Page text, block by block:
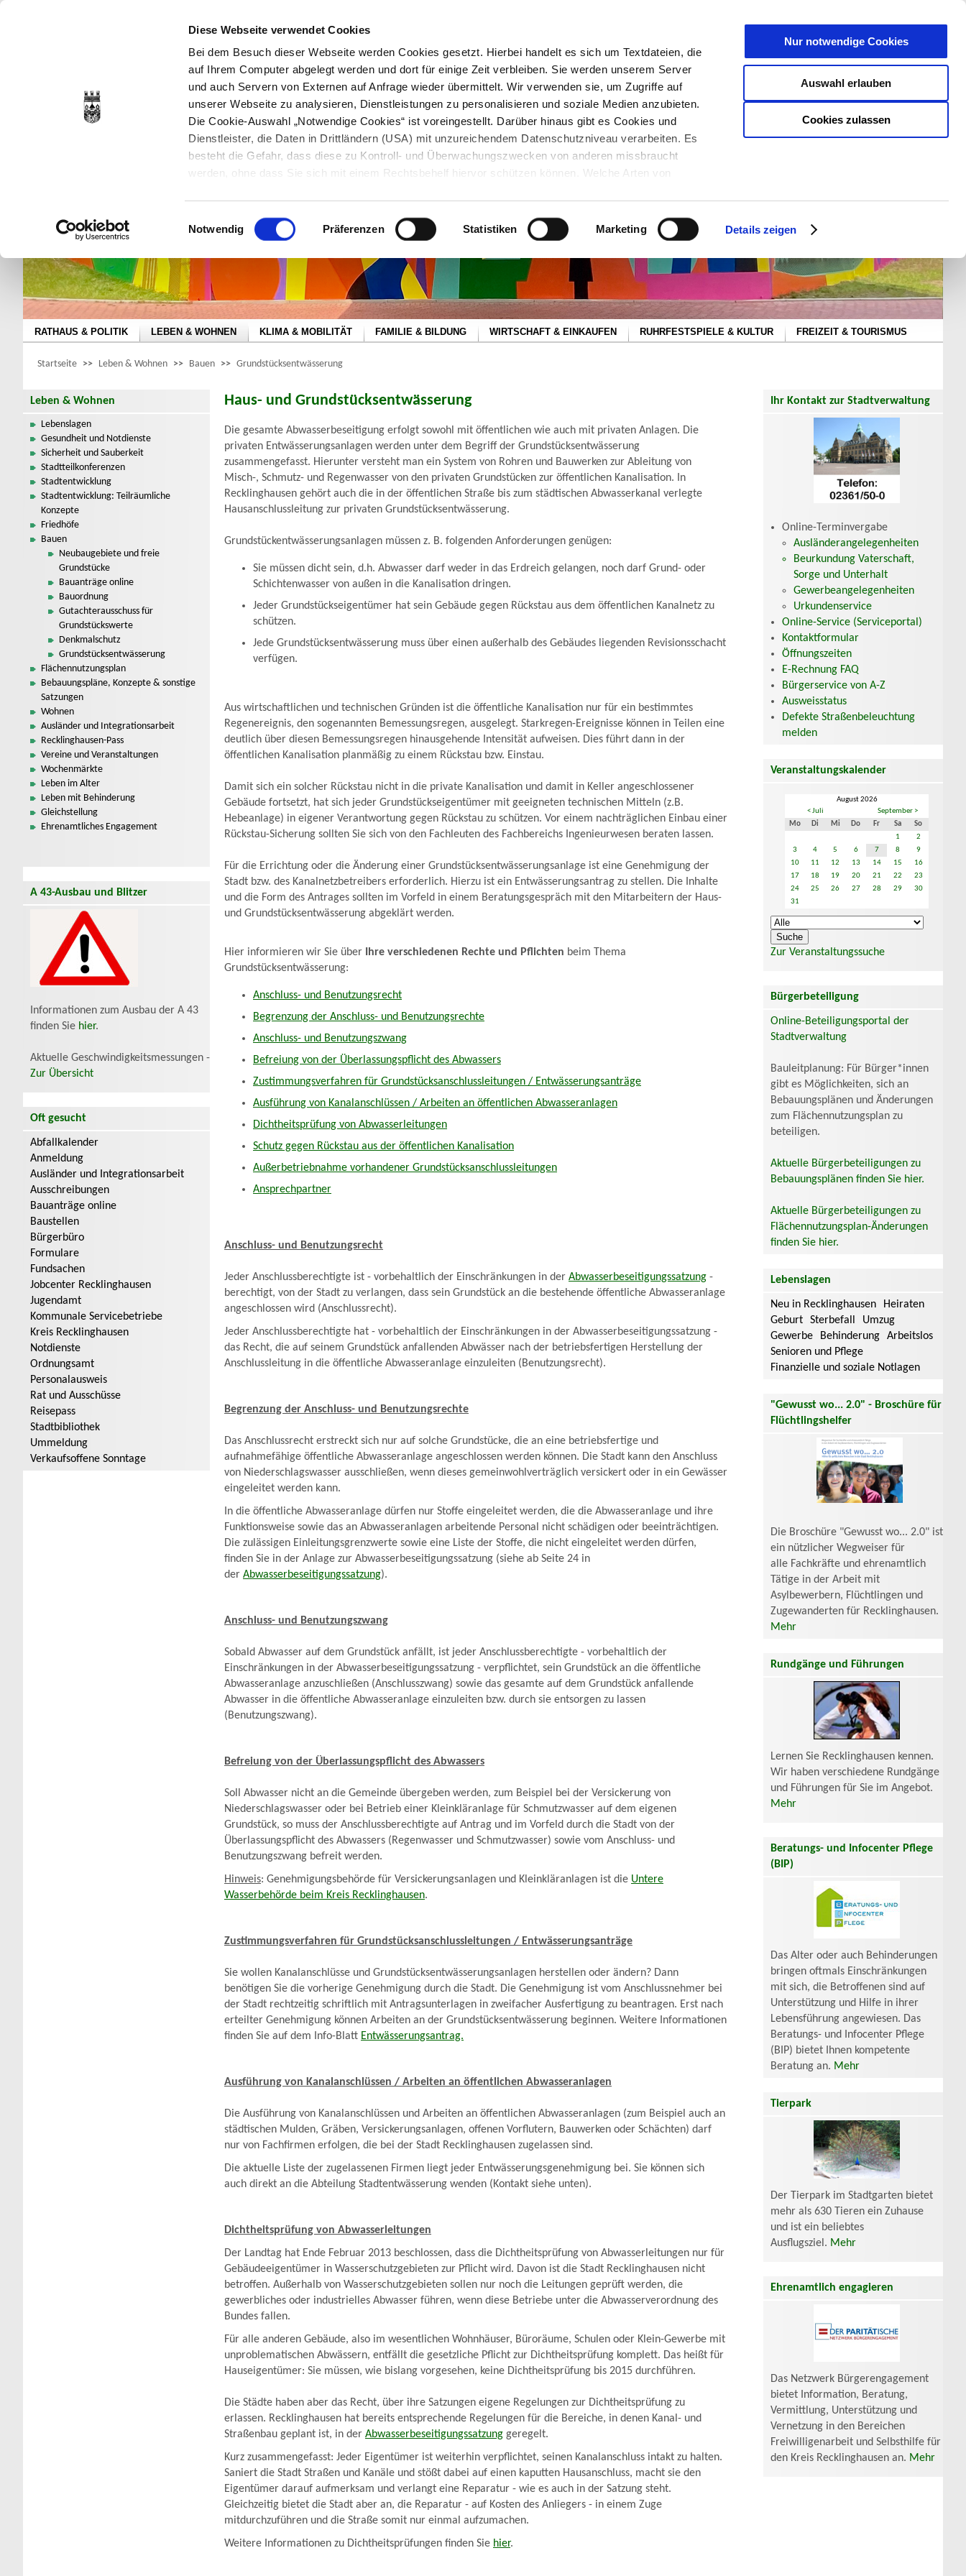
Diese Webseite verwendet Cookies
Bei dem Besuch dieser Webseite werden Cookies gesetzt. Hierbei handelt es sich um Textdateien, die
auf Ihrem Computer abgelegt werden und dort für einige Zeit verbleiben. Sie werden unserem Server
und auch Servern von Externen auf Anfrage wieder übermittelt. Wir verwenden sie, um Zugriffe auf
unserer Webseite zu analysieren, Dienstleistungen zu personalisieren und soziale Medien anzubieten.
Die Cookie-Auswahl „Notwendige Cookies“ ist voreingestellt. Darüber hinaus gibt es Cookies und
Dienstleister, die Daten in Drittländern (USA) mit unzureichendem Datenschutzniveau verarbeiten. Es
besteht die Gefahr, dass diese zu Kontroll- und Überwachungszwecken von anderen missbraucht
werden, ohne dass Sie sich mit einem Rechtsbehelf hiervor schützen können. Welche Arten von
Datenschutzerklärung
entnehmen. Die von Ihnen getroffene Auswahl der gewünschten Cookies kann
jederzeit mit Wirkung für die Zukunft angepasst oder
werden.
Einwilligungsauswahl
Notwendig Präferenzen Statistiken Marketing Details zeigen
Cookies zulassen
Auswahl erlauben
Nur notwendige Cookies
STARTSEITE
SCHRIFTGRÖßE:
RATHAUS & POLITIK LEBEN & WOHNEN KLIMA & MOBILITÄT FAMILIE & BILDUNG WIRTSCHAFT & EINKAUFEN RUHRFESTSPIELE & KULTUR FREIZEIT & TOURISMUS
Startseite >> Leben & Wohnen >> Bauen >> Grundstücksentwässerung
Leben & Wohnen
Lebenslagen
Gesundheit und Notdienste
Sicherheit und Sauberkeit
Stadtteilkonferenzen
Stadtentwicklung
Stadtentwicklung: Teilräumliche
Konzepte
Friedhöfe
Bauen
Neubaugebiete und freie
Grundstücke
Bauanträge online
Bauordnung
Gutachterausschuss für
Grundstückswerte
Denkmalschutz
Grundstücksentwässerung
Flächennutzungsplan
Bebauungspläne, Konzepte & sonstige
Satzungen
Wohnen
Ausländer und Integrationsarbeit
Recklinghausen-Pass
Vereine und Veranstaltungen
Wochenmärkte
Leben im Alter
Leben mit Behinderung
Gleichstellung
Ehrenamtliches Engagement
A 43-Ausbau und Blitzer
Informationen zum Ausbau der A 43
finden Sie hier.
Aktuelle Geschwindigkeitsmessungen -
Zur Übersicht
Oft gesucht
Abfallkalender
Anmeldung
Ausländer und Integrationsarbeit
Ausschreibungen
Bauanträge online
Baustellen
Bürgerbüro
Formulare
Fundsachen
Jobcenter Recklinghausen
Jugendamt
Kommunale Servicebetriebe
Kreis Recklinghausen
Notdienste
Ordnungsamt
Personalausweis
Rat und Ausschüsse
Reisepass
Stadtbibliothek
Ummeldung
Verkaufsoffene Sonntage
Haus- und Grundstücksentwässerung
Die gesamte Abwasserbeseitigung erfolgt sowohl mit öffentlichen wie auch mit privaten Anlagen. Die
privaten Entwässerungsanlagen werden unter dem Begriff der Grundstücksentwässerung
zusammengefasst. Hierunter versteht man ein System von Rohren und Bauwerken zur Ableitung von
Misch-, Schmutz- und Regenwasser von den privaten Grundstücken zur öffentlichen Kanalisation. In
Recklinghausen gehört auch die in der öffentlichen Straße bis zum städtischen Abwasserkanal verlegte
Hausanschlussleitung zur privaten Grundstücksentwässerung.
Grundstückentwässerungsanlagen müssen z. B. folgenden Anforderungen genügen:
Sie müssen dicht sein, d.h. Abwasser darf weder in das Erdreich gelangen, noch darf Grund- oder
Schichtenwasser von außen in die Kanalisation dringen.
Jeder Grundstückseigentümer hat sein Gebäude gegen Rückstau aus dem öffentlichen Kanalnetz zu
schützen.
Jede Grundstücksentwässerung muss über einen außerhalb des Gebäudes liegenden Revisionsschacht
verfügen.
Aus wirtschaftlichen und technischen Gründen ist die öffentliche Kanalisation nur für ein bestimmtes
Regenereignis, den sogenannten Bemessungsregen, ausgelegt. Starkregen-Ereignisse können in Teilen eine
deutlich über diesen Bemessungsregen hinausgehende Intensität aufweisen. Dies führt dann in der
öffentlichen Kanalisation planmäßig zu einem Rückstau bzw. Einstau.
Damit sich ein solcher Rückstau nicht in die private Kanalisation und damit in Keller angeschlossener
Gebäude fortsetzt, hat sich jeder Grundstückseigentümer mit geeigneten technischen Mitteln (z.B.
Hebeanlage) in eigener Verantwortung gegen Rückstau zu schützen. Vor einem nachträglichen Einbau einer
Rückstau-Sicherung sollten Sie sich von den Fachleuten des Fachbereichs Ingenieurwesen beraten lassen.
Für die Errichtung oder die Änderung einer Grundstücksentwässerungsanlage ist eine Genehmigung der
Stadt bzw. des Kanalnetzbetreibers erforderlich. Hierzu ist ein Entwässerungsantrag zu stellen. Die Inhalte
und die Form des Antrages sollten im Vorfeld in einem Beratungsgespräch mit den Mitarbeitern der Haus-
und Grundstücksentwässerung abgeklärt werden.
Hier informieren wir Sie über Ihre verschiedenen Rechte und Pflichten beim Thema
Grundstücksentwässerung:
Anschluss- und Benutzungsrecht
Begrenzung der Anschluss- und Benutzungsrechte
Anschluss- und Benutzungszwang
Befreiung von der Überlassungspflicht des Abwassers
Zustimmungsverfahren für Grundstücksanschlussleitungen / Entwässerungsanträge
Ausführung von Kanalanschlüssen / Arbeiten an öffentlichen Abwasseranlagen
Dichtheitsprüfung von Abwasserleitungen
Schutz gegen Rückstau aus der öffentlichen Kanalisation
Außerbetriebnahme vorhandener Grundstücksanschlussleitungen
Ansprechpartner
Anschluss- und Benutzungsrecht
Jeder Anschlussberechtigte ist - vorbehaltlich der Einschränkungen in der Abwasserbeseitigungssatzung -
berechtigt, von der Stadt zu verlangen, dass sein Grundstück an die bestehende öffentliche Abwasseranlage
angeschlossen wird (Anschlussrecht).
Jeder Anschlussberechtigte hat - vorbehaltlich der Einschränkungen in der Abwasserbeseitigungssatzung -
das Recht, die auf seinem Grundstück anfallenden Abwässer nach der betriebsfertigen Herstellung der
Anschlussleitung in die öffentliche Abwasseranlage einzuleiten (Benutzungsrecht).
Begrenzung der Anschluss- und Benutzungsrechte
Das Anschlussrecht erstreckt sich nur auf solche Grundstücke, die an eine betriebsfertige und
aufnahmefähige öffentliche Abwasseranlage angeschlossen werden können. Die Stadt kann den Anschluss
von Niederschlagswasser ausschließen, wenn dieses gemeinwohlverträglich versickert oder in ein Gewässer
eingeleitet werden kann.
In die öffentliche Abwasseranlage dürfen nur Stoffe eingeleitet werden, die die Abwasseranlage und ihre
Funktionsweise sowie das an Abwasseranlagen arbeitende Personal nicht schädigen oder beeinträchtigen.
Die zulässigen Einleitungsgrenzwerte sowie eine Liste der Stoffe, die nicht eingeleitet werden dürfen,
finden Sie in der Anlage zur Abwasserbeseitigungssatzung (siehe ab Seite 24 in
der Abwasserbeseitigungssatzung).
Anschluss- und Benutzungszwang
Sobald Abwasser auf dem Grundstück anfällt, ist jeder Anschlussberechtigte - vorbehaltlich der
Einschränkungen in der Abwasserbeseitigungssatzung - verpflichtet, sein Grundstück an die öffentliche
Abwasseranlage anzuschließen (Anschlusszwang) sowie das gesamte auf dem Grundstück anfallende
Abwasser in die öffentliche Abwasseranlage einzuleiten bzw. durch sie entsorgen zu lassen
(Benutzungszwang).
Befreiung von der Überlassungspflicht des Abwassers
Soll Abwasser nicht an die Gemeinde übergeben werden, zum Beispiel bei der Versickerung von
Niederschlagswasser oder bei Betrieb einer Kleinkläranlage für Schmutzwasser auf dem eigenen
Grundstück, so muss der Anschlussberechtigte auf Antrag und im Vorfeld durch die Stadt von der
Überlassungspflicht des Abwassers (Regenwasser und Schmutzwasser) sowie vom Anschluss- und
Benutzungszwang befreit werden.
Hinweis: Genehmigungsbehörde für Versickerungsanlagen und Kleinkläranlagen ist die Untere
Wasserbehörde beim Kreis Recklinghausen.
Zustimmungsverfahren für Grundstücksanschlussleitungen / Entwässerungsanträge
Sie wollen Kanalanschlüsse und Grundstücksentwässerungsanlagen herstellen oder ändern? Dann
benötigen Sie die vorherige Genehmigung durch die Stadt. Die Genehmigung ist vom Anschlussnehmer bei
der Stadt rechtzeitig schriftlich mit Antragsunterlagen in zweifacher Ausfertigung zu beantragen. Erst nach
erteilter Genehmigung können Arbeiten an der Grundstücksentwässerung beginnen. Weitere Informationen
finden Sie auf dem Info-Blatt Entwässerungsantrag.
Ausführung von Kanalanschlüssen / Arbeiten an öffentlichen Abwasseranlagen
Die Ausführung von Kanalanschlüssen und Arbeiten an öffentlichen Abwasseranlagen (zum Beispiel auch an
städtischen Mulden, Gräben, Versickerungsanlagen, offenen Vorflutern, Bauwerken oder Schächten) darf
nur von Fachfirmen erfolgen, die bei der Stadt Recklinghausen zugelassen sind.
Die aktuelle Liste der zugelassenen Firmen liegt jeder Entwässerungsgenehmigung bei. Sie können sich
auch direkt an die Abteilung Stadtentwässerung wenden (Kontakt siehe unten).
Dichtheitsprüfung von Abwasserleitungen
Der Landtag hat Ende Februar 2013 beschlossen, dass die Dichtheitsprüfung von Abwasserleitungen nur für
Gebäudeeigentümer in Wasserschutzgebieten zur Pflicht wird. Davon ist die Stadt Recklinghausen nicht
betroffen. Außerhalb von Wasserschutzgebieten sollen nur noch die Leitungen geprüft werden, die
gewerbliches oder industrielles Abwasser führen, wenn diese Betriebe unter die Abwasserverordnung des
Bundes fallen.
Für alle anderen Gebäude, also im wesentlichen Wohnhäuser, Büroräume, Schulen oder Klein-Gewerbe mit
unproblematischen Abwässern, entfällt die gesetzliche Pflicht zur Dichtheitsprüfung komplett. Das heißt für
Hauseigentümer: Sie müssen, wie bislang vorgesehen, keine Dichtheitsprüfung bis 2015 durchführen.
Die Städte haben aber das Recht, über ihre Satzungen eigene Regelungen zur Dichtheitsprüfung zu
erlassen. Recklinghausen hat bereits entsprechende Regelungen für die Bereiche, in denen Kanal- und
Straßenbau geplant ist, in der Abwasserbeseitigungssatzung geregelt.
Kurz zusammengefasst: Jeder Eigentümer ist weiterhin verpflichtet, seinen Kanalanschluss intakt zu halten.
Saniert die Stadt Straßen und Kanäle und stößt dabei auf einen kaputten Hausanschluss, macht sie den
Eigentümer darauf aufmerksam und verlangt eine Reparatur - wie es auch in der Satzung steht.
Gleichzeitig bietet die Stadt aber an, die Reparatur - auf Kosten des Anliegers - in einem Zuge
mitdurchzuführen und die Straße somit nur einmal aufzumachen.
Weitere Informationen zu Dichtheitsprüfungen finden Sie hier.
Ihr Kontakt zur Stadtverwaltung
Online-Terminvergabe
Ausländerangelegenheiten
Beurkundung Vaterschaft,
Sorge und Unterhalt
Gewerbeangelegenheiten
Urkundenservice
Online-Service (Serviceportal)
Kontaktformular
Öffnungszeiten
E-Rechnung FAQ
Bürgerservice von A-Z
Ausweisstatus
Defekte Straßenbeleuchtung
melden
Veranstaltungskalender
August 2026
< Juli
September >
Mo
Di Mi Do Fr Sa
So
1
2
3
4 5 6 7 8
9
10
11 12 13 14 15
16
17
18 19 20 21 22
23
24
25 26 27 28 29
30
31
Zur Veranstaltungssuche
Bürgerbeteiligung
Online-Beteiligungsportal der
Stadtverwaltung
Bauleitplanung: Für Bürger*innen
gibt es Möglichkeiten, sich an
Bebauungsplänen und Änderungen
zum Flächennutzungsplan zu
beteiligen.
Aktuelle Bürgerbeteiligungen zu
Bebauungsplänen finden Sie hier.
Aktuelle Bürgerbeteiligungen zu
Flächennutzungsplan-Änderungen
finden Sie hier.
Lebenslagen
Neu in Recklinghausen
Heiraten
Geburt
Sterbefall
Umzug
Gewerbe
Behinderung
Arbeitslos
Senioren und Pflege
Finanzielle und soziale Notlagen
"Gewusst wo... 2.0" - Broschüre für
Flüchtlingshelfer
Die Broschüre "Gewusst wo... 2.0" ist
ein nützlicher Wegweiser für
alle Fachkräfte und ehrenamtlich
Tätige in der Arbeit mit
Asylbewerbern, Flüchtlingen und
Zugewanderten für Recklinghausen.
Mehr
Rundgänge und Führungen
Lernen Sie Recklinghausen kennen.
Wir haben verschiedene Rundgänge
und Führungen für Sie im Angebot.
Mehr
Beratungs- und Infocenter Pflege
(BIP)
Das Alter oder auch Behinderungen
bringen oftmals Einschränkungen
mit sich, die Betroffenen sind auf
Unterstützung und Hilfe in ihrer
Lebensführung angewiesen. Das
Beratungs- und Infocenter Pflege
(BIP) bietet Ihnen kompetente
Beratung an. Mehr
Tierpark
Der Tierpark im Stadtgarten bietet
mehr als 630 Tieren ein Zuhause
und ist ein beliebtes
Ausflugsziel. Mehr
Ehrenamtlich engagieren
Das Netzwerk Bürgerengagement
bietet Information, Beratung,
Vermittlung, Unterstützung und
Vernetzung in den Bereichen
Freiwilligenarbeit und Selbsthilfe für
den Kreis Recklinghausen an. Mehr